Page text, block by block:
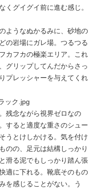
くグイグイ前に進む感じ。
ようなぬかるみに、砂地の
の岩場にガレ場。つるつる
カフカの極楽エリア。これ
グリップしてんだからさっ
プレッシャーを与えてくれ
残念ながら視界ゼロなの
すると適度な重さのシュー
うとけしかける。気を付け
のの、足元は結構しっかり
滑る泥でもしっかり踏ん張
適に下れる。靴底そのもの
を感じることがない。う